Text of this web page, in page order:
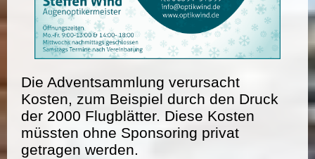
Die Adventsammlung verursacht
Kosten, zum Beispiel durch den Druck
der 2000 Flugblätter. Diese Kosten
müssten ohne Sponsoring privat
getragen werden.